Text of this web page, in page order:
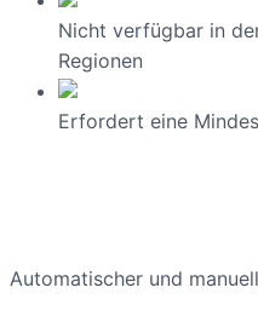
Nicht verfügbar in
Regionen
Erfordert eine
Automatischer und